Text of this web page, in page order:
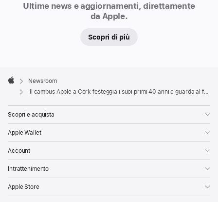
Ultime news e aggiornamenti, direttamente
da Apple.
Scopri di più
Footer

Apple
Newsroom
Il campus Apple a Cork festeggia i suoi primi 40 anni e guarda al futuro
Scopri e acquista
Apple Wallet
Account
Intrattenimento
Apple Store